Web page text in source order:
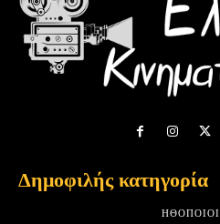
Δημοφιλής κατηγορία
HΘΟΠΟΙΟΊ